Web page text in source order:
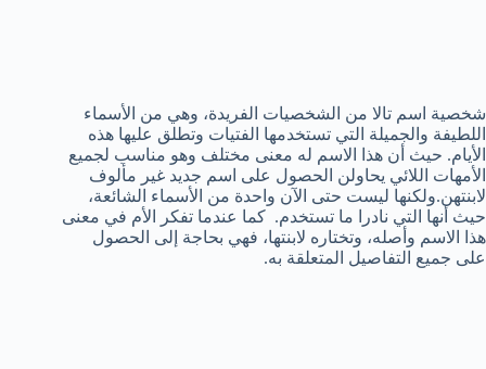
شخصية اسم تالا من الشخصيات الفريدة، وهي من الأسماء
اللطيفة والجميلة التي تستخدمها الفتيات وتطلق عليها هذه
الأيام. حيث أن هذا الاسم له معنى مختلف وهو مناسب لجميع
الأمهات اللائي يحاولن الحصول على اسم جديد غير مألوف
لابنتهن.ولكنها ليست حتى الآن واحدة من الأسماء الشائعة،
حيث أنها التي نادرا ما تستخدم. كما عندما تفكر الأم في معنى
هذا الاسم وأصله، وتختاره لابنتها، فهي بحاجة إلى الحصول
على جميع التفاصيل المتعلقة به.